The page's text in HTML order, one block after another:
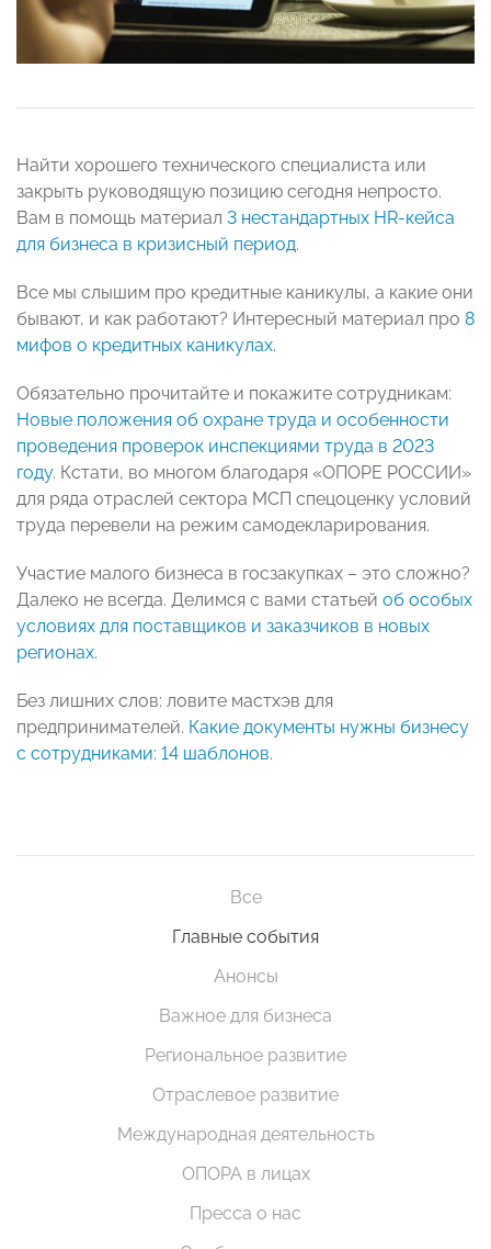
Найти хорошего технического специалиста или
закрыть руководящую позицию сегодня непросто.
Вам в помощь материал 3 нестандартных HR-кейса
для бизнеса в кризисный период.
Все мы слышим про кредитные каникулы, а какие они
бывают, и как работают? Интересный материал про 8
мифов о кредитных каникулах.
Обязательно прочитайте и покажите сотрудникам:
Новые положения об охране труда и особенности
проведения проверок инспекциями труда в 2023
году. Кстати, во многом благодаря «ОПОРЕ РОССИИ»
для ряда отраслей сектора МСП спецоценку условий
труда перевели на режим самодекларирования.
Участие малого бизнеса в госзакупках – это сложно?
Далеко не всегда. Делимся с вами статьей об особых
условиях для поставщиков и заказчиков в новых
регионах.
Без лишних слов: ловите мастхэв для
предпринимателей. Какие документы нужны бизнесу
с сотрудниками: 14 шаблонов.
Все
Главные события
Анонсы
Важное для бизнеса
Региональное развитие
Отраслевое развитие
Международная деятельность
ОПОРА в лицах
Пресса о нас